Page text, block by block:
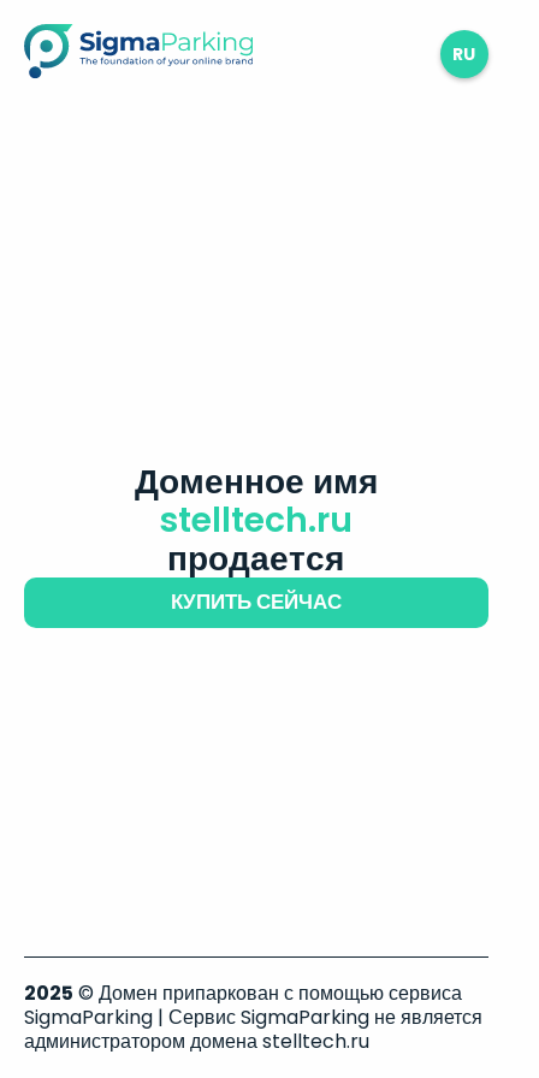
RU
Доменное имя
stelltech.ru
продается
КУПИТЬ СЕЙЧАС
2025 © Домен припаркован с помощью сервиса
SigmaParking | Сервис SigmaParking не является
администратором домена stelltech.ru